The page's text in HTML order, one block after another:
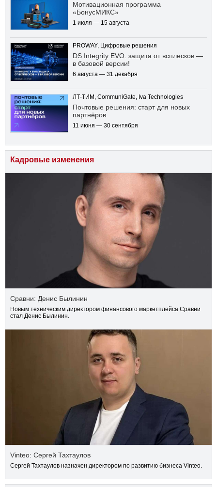
Мотивационная программа
«БонусМИКС»
1 июля — 15 августа
PROWAY, Цифровые решения
DS Integrity EVO: защита от всплесков —
в базовой версии!
6 августа — 31 декабря
ЛТ-ТИМ, CommuniGate, Iva Technologies
Почтовые решения: старт для новых
партнёров
11 июня — 30 сентября
Кадровые изменения
Сравни: Денис Былинин
Новым техническим директором финансового маркетплейса Сравни
стал Денис Былинин.
Vinteo: Сергей Тахтаулов
Сергей Тахтаулов назначен директором по развитию бизнеса Vinteo.